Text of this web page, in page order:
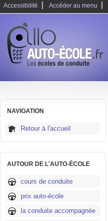
Accessibilité Accéder au menu
NAVIGATION
Retour à l'accueil
AUTOUR DE L'AUTO-ÉCOLE
cours de conduite
prix auto-école
la conduite accompagnée